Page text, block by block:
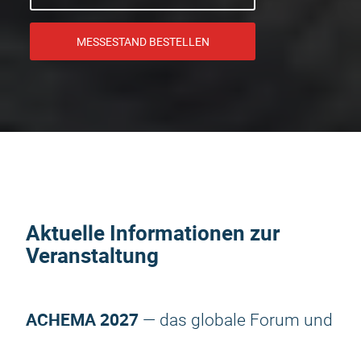
MESSESTAND BESTELLEN
Aktuelle Informationen zur
Veranstaltung
ACHEMA 2027 — das globale Forum und